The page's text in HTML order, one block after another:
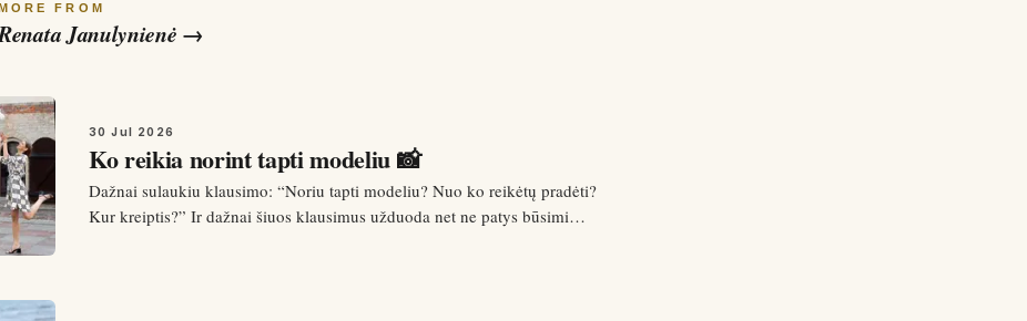
FROM
Janulynienė →
30 Jul 2026
Ko reikia norint tapti modeliu 📸
Dažnai sulaukiu klausimo: “Noriu tapti modeliu? Nuo ko reikėtų pradėti?
Kur kreiptis?” Ir dažnai šiuos klausimus užduoda net ne patys būsimi